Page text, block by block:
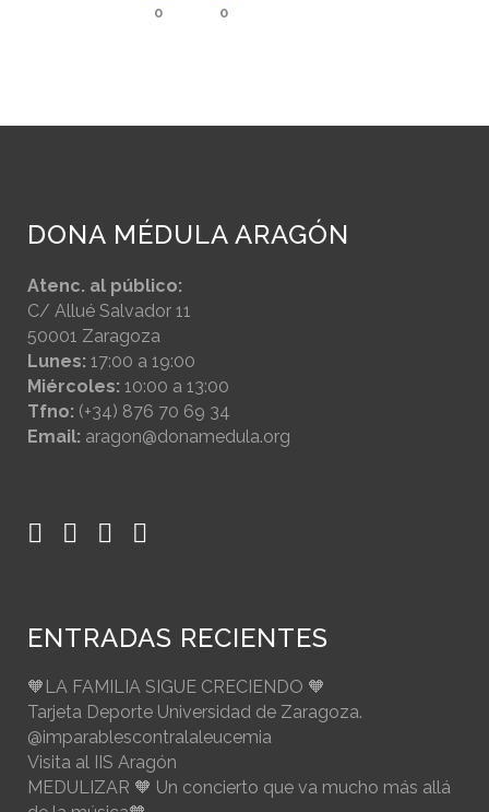
0 0
DONA MÉDULA ARAGÓN
Atenc. al público:
C/ Allué Salvador 11
50001 Zaragoza
Lunes: 17:00 a 19:00
Miércoles: 10:00 a 13:00
Tfno: (+34) 876 70 69 34
Email: aragon@donamedula.org
ENTRADAS RECIENTES
🧡LA FAMILIA SIGUE CRECIENDO 🧡
Tarjeta Deporte Universidad de Zaragoza.
@imparablescontralaleucemia
Visita al IIS Aragón
MEDULIZAR 🧡 Un concierto que va mucho más allá